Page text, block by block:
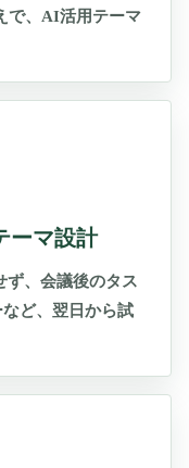
で、AI活用テーマ
ーマ設計
ず、会議後のタス
ど、翌日から試